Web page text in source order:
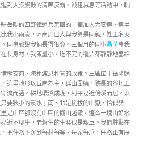
到大張旗鼓的清匪反霸、減租減息等活動中，輔
岳陽的四野鐵道兵某團的一個加大力度連，連里
我小兩歲，河南周口人與我算是同親，姓王名火
同事都說我倆長得很像。三個月的同小晶華事我
長身材，我飯量小，吃不完的糧票都靜靜地塞給
糧支前、減租減息和黨的政策。三區位于岳陽縣
這里地形以丘崗為主，群山圍繞，狹長的谷地工
流而過。耕地環溪成垅，村平易近傍溪而居。東
要狹小的溪水；南、北是挺拔的山嶽，恰似樊
是山區卻沒有山區的翻山越嶺，這么一塊山好水
近不聊生，老蒼生的生涯很是艱巨。我們駐點在
把任務下沉到每村每寨、每家每戶，任務正有序